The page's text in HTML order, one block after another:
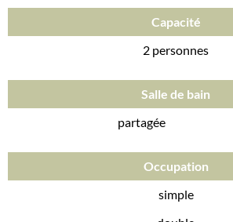
Capacité
2 personnes
Salle de bain
partagée
Occupation
simple